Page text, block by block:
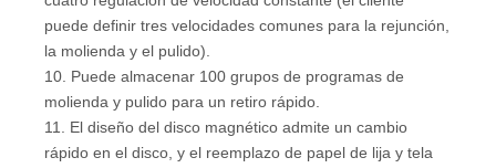
puede definir tres velocidades comunes para la rejunción,
la molienda y el pulido).
10. Puede almacenar 100 grupos de programas de
molienda y pulido para un retiro rápido.
11. El diseño del disco magnético admite un cambio
rápido en el disco, y el reemplazo de papel de lija y tela